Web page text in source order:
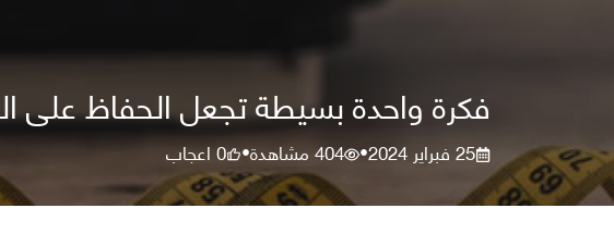
فكرة واحدة بسيطة تجعل الحفاظ على
25 فبراير 2024 •
404مشاهدة•
0اعجاب